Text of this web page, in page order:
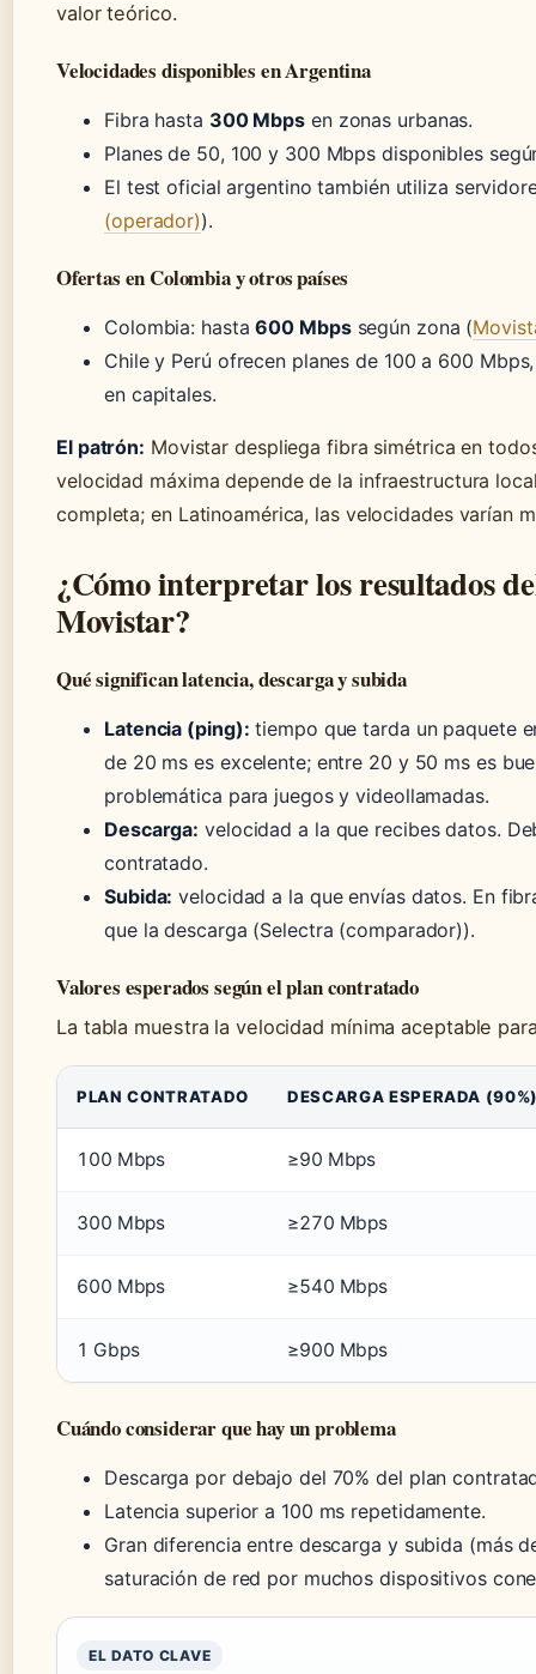
valor teórico.
Velocidades disponibles en Argentina
Fibra hasta 300 Mbps en zonas urbanas.
Planes de 50, 100 y 300 Mbps disponibles
El test oficial argentino también utiliza
(operador)).
Ofertas en Colombia y otros países
Colombia: hasta600 Mbpssegún zona (
Chile y Perú ofrecen planes de 100 a 600
en capitales.
El patrón: Movistar despliega fibra simétrica en
velocidad máxima depende de la infraestructura
completa; en Latinoamérica, las velocidades varían
¿Cómo interpretar los resultados
Movistar?
Qué significan latencia, descarga y subida
Latencia (ping): tiempo que tarda un paquete
de 20 ms es excelente; entre 20 y 50 ms es
problemática para juegos y videollamadas.
Descarga: velocidad a la que recibes datos.
contratado.
Subida: velocidad a la que envías datos. En
que la descarga (Selectra (comparador)).
Valores esperados según el plan contratado
La tabla muestra la velocidad mínima aceptable
PLAN CONTRATADO DESCARGA ESPERADA
100 Mbps ≥90 Mbps
300 Mbps ≥270 Mbps
600 Mbps ≥540 Mbps
1 Gbps ≥900 Mbps
Cuándo considerar que hay un problema
Descarga por debajo del 70% del plan
Latencia superior a 100 ms repetidamente.
Gran diferencia entre descarga y subida (más
saturación de red por muchos dispositivos
EL DATO CLAVE